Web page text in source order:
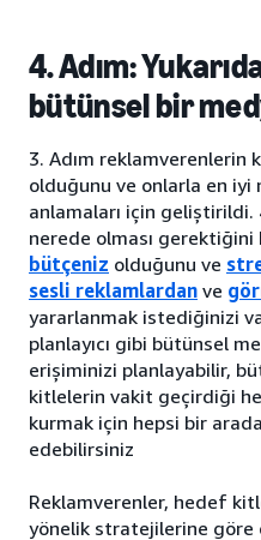
4. Adım:
bütünsel bir
3. Adım reklamverenlerin
olduğunu ve onlarla en iyi
anlamaları için geliştirildi.
nerede olması gerektiğini
bütçeniz olduğunu ve
sesli reklamlardan ve
yararlanmak istediğinizi
planlayıcı gibi bütünsel
erişiminizi planlayabilir,
kitlelerin vakit geçirdiği
kurmak için hepsi bir
edebilirsiniz
Reklamverenler, hedef
yönelik stratejilerine göre